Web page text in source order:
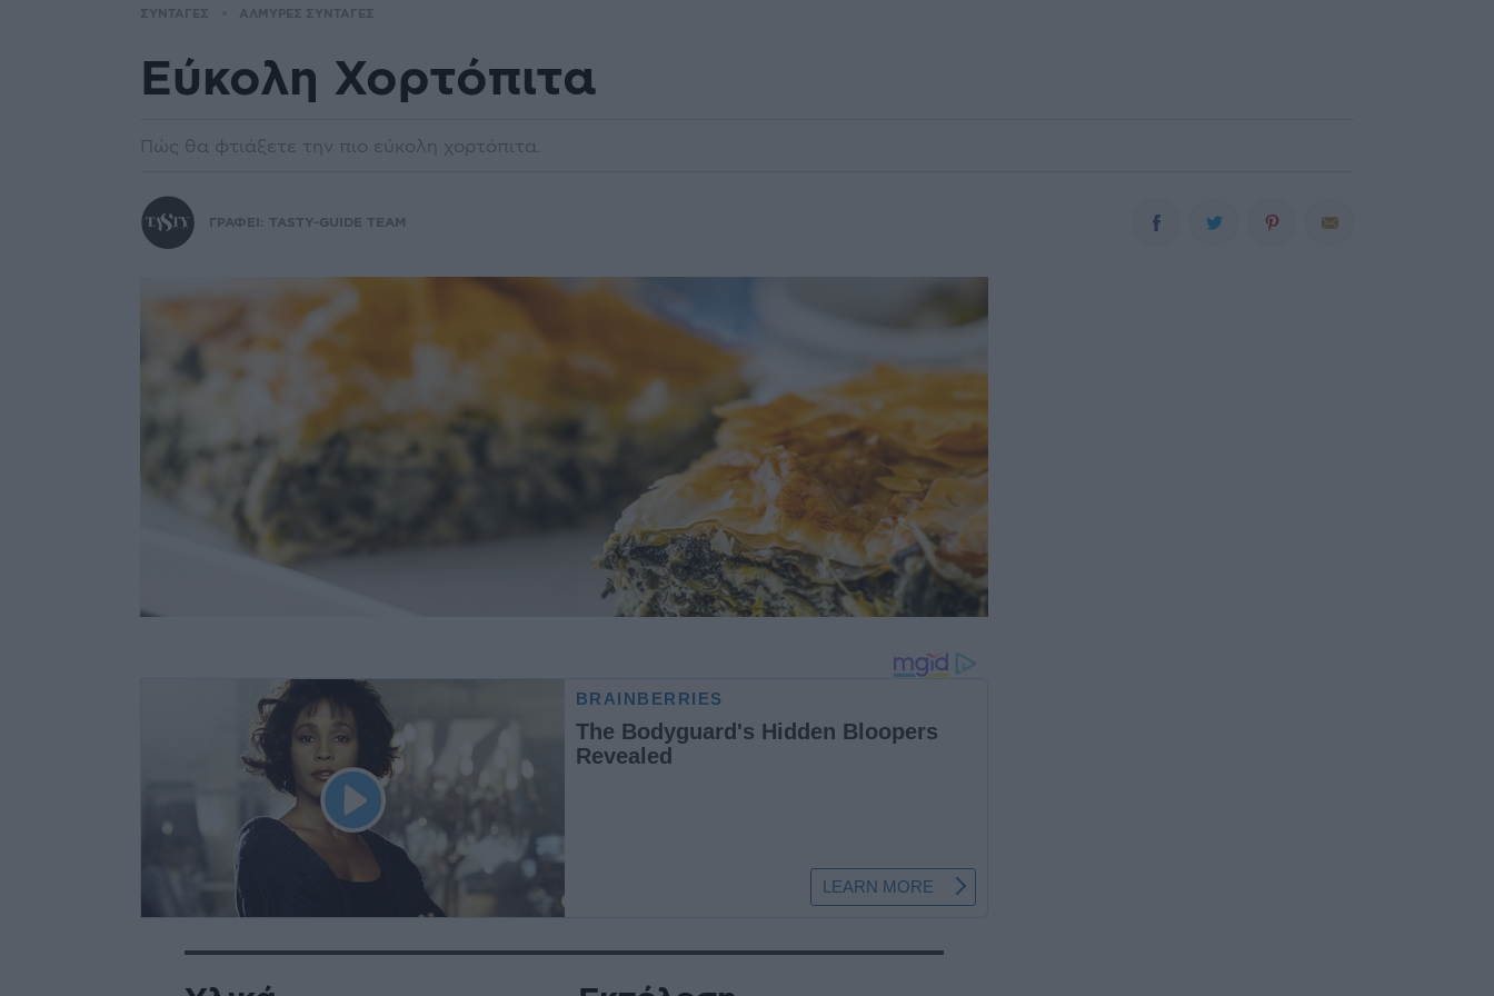
ΣΥΝΤΑΓΕΣ ΑΛΜΥΡΕΣ ΣΥΝΤΑΓΕΣ
Εύκολη Χορτόπιτα
Πώς θα φτιάξετε την πιο εύκολη χορτόπιτα.
ΓΡΑΦΕΙ: TASTY-GUIDE TEAM